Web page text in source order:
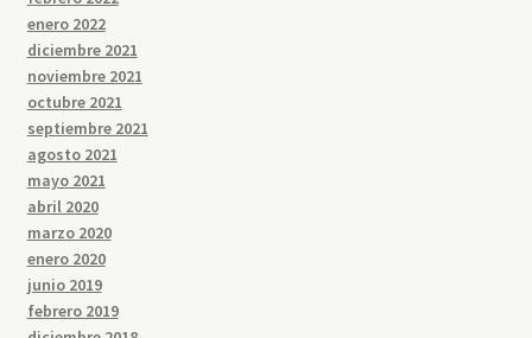
enero 2022
diciembre 2021
noviembre 2021
octubre 2021
septiembre 2021
agosto 2021
mayo 2021
abril 2020
marzo 2020
enero 2020
junio 2019
febrero 2019